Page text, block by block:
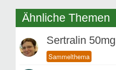
Ähnliche Themen
Sertralin